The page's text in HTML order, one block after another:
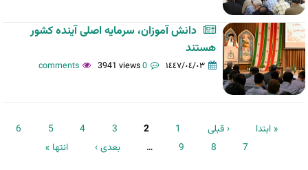
دانش آموزان، سرمایه اصلی آینده کشور
هستند
١٤٤٧/٠٤/٠٣ 0 comments
3941 views
الصفحات
« ابتدا ‹ قبلی 1
2
3
4
5
6
7
8
9
… بعدی › انتها »